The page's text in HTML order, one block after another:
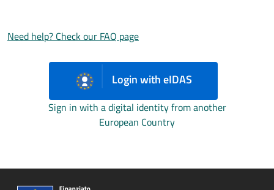
Need help? Check our FAQ page
Login with eIDAS
Sign in with a digital identity from another
European Country